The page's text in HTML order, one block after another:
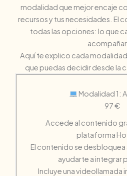
modalidad que mejor encaje
recursos y tus necesidades. El
todas las opciones: lo que
Aquí te explico cada
que puedas decidir desde la
Modalidad 1:
97 €
Accede al contenido
plataforma
El contenido se
ayudarte a integrar
Incluye una videollamada